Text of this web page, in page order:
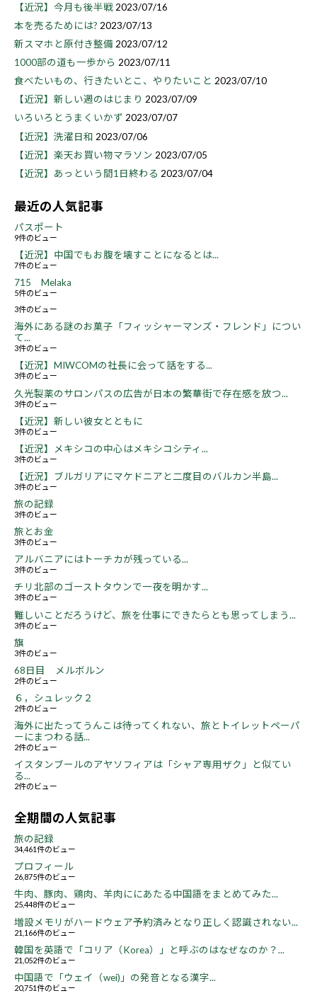
【近況】今月も後半戦 2023/07/16
本を売るためには? 2023/07/13
新スマホと原付き整備 2023/07/12
1000部の道も一歩から 2023/07/11
食べたいもの、行きたいとこ、やりたいこと 2023/07/10
【近況】新しい週のはじまり 2023/07/09
いろいろとうまくいかず 2023/07/07
【近況】洗濯日和 2023/07/06
【近況】楽天お買い物マラソン 2023/07/05
【近況】あっという間1日終わる 2023/07/04
最近の人気記事
パスポート
9件のビュー
【近況】中国でもお腹を壊すことになるとは...
7件のビュー
715 Melaka
5件のビュー
3件のビュー
海外にある謎のお菓子「フィッシャーマンズ・フレンド」につい
て...
3件のビュー
【近況】MIWCOMの社長に会って話をする...
3件のビュー
久光製薬のサロンパスの広告が日本の繁華街で存在感を放つ...
3件のビュー
【近況】新しい彼女とともに
3件のビュー
【近況】メキシコの中心はメキシコシティ...
3件のビュー
【近況】ブルガリアにマケドニアと二度目のバルカン半島...
3件のビュー
旅の記録
3件のビュー
旅とお金
3件のビュー
アルバニアにはトーチカが残っている...
3件のビュー
チリ北部のゴーストタウンで一夜を明かす...
3件のビュー
難しいことだろうけど、旅を仕事にできたらとも思ってしまう...
3件のビュー
旗
3件のビュー
68日目 メルボルン
2件のビュー
６，シュレック２
2件のビュー
海外に出たってうんこは待ってくれない、旅とトイレットペーパ
ーにまつわる話...
2件のビュー
イスタンブールのアヤソフィアは「シャア専用ザク」と似てい
る...
2件のビュー
全期間の人気記事
旅の記録
34,461件のビュー
プロフィール
26,875件のビュー
牛肉、豚肉、鶏肉、羊肉ににあたる中国語をまとめてみた...
25,448件のビュー
増設メモリがハードウェア予約済みとなり正しく認識されない...
21,166件のビュー
韓国を英語で「コリア（Korea）」と呼ぶのはなぜなのか？...
21,052件のビュー
中国語で「ウェイ（wei)」の発音となる漢字...
20,751件のビュー